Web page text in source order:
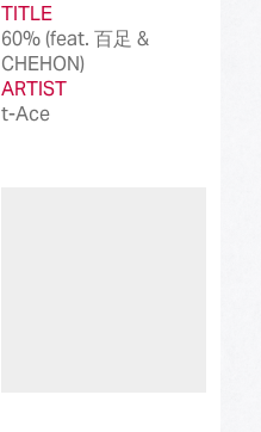
TITLE
60% (feat. 百足 &
CHEHON)
ARTIST
t-Ace